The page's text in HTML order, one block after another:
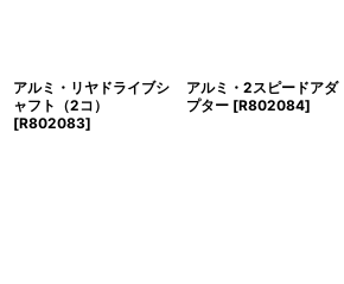
アルミ・リヤドライブシ
ャフト（2コ）
[R802083]
アルミ・2スピードアダ
プター [R802084]